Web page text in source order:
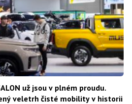
už jsou v plném proudu.
veletrh čisté mobility v historii